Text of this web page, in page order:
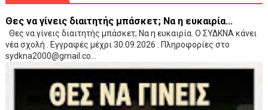
Θες να γίνεις διαιτητής μπάσκετ; Να η ευκαιρία...
Θες να γίνεις διαιτητής μπάσκετ; Να η ευκαιρία. Ο ΣΥΔΚΝΑ κάνει
νέα σχολή . Εγγραφές μέχρι 30.09.2026 . Πληροφορίες στο
sydkna2000@gmail.co...